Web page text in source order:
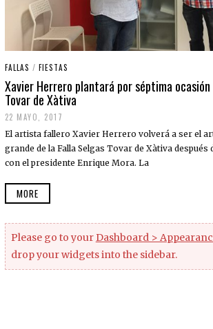
FALLAS / FIESTAS
Xavier Herrero plantará por séptima ocasión
Tovar de Xàtiva
22 MAYO, 2017
El artista fallero Xavier Herrero volverá a ser el
grande de la Falla Selgas Tovar de Xàtiva
con el presidente Enrique Mora. La
MORE
Please go to yourDashboard >
drop your widgets into the sidebar.